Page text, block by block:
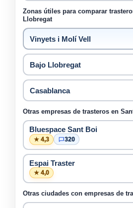
Zonas útiles para comparar
Llobregat
Vinyets i Molí Vell
Bajo Llobregat
Casablanca
Otras empresas de trasteros en
Bluespace Sant Boi
★ 4,3 320
Espai Traster
★ 4,0
Otras ciudades con empresas de